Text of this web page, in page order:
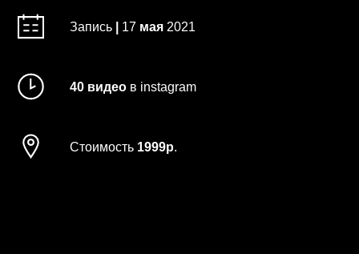
Запись 17 мая 2021
40 видео в instagram
Стоимость 1999р.